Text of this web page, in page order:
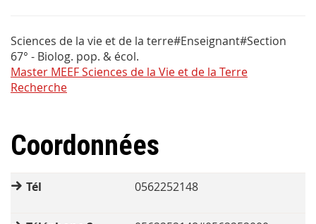
Sciences de la vie et de la terre#Enseignant#Section
67° - Biolog. pop. & écol.
Master MEEF Sciences de la Vie et de la Terre
Recherche
Coordonnées
Tél 0562252148